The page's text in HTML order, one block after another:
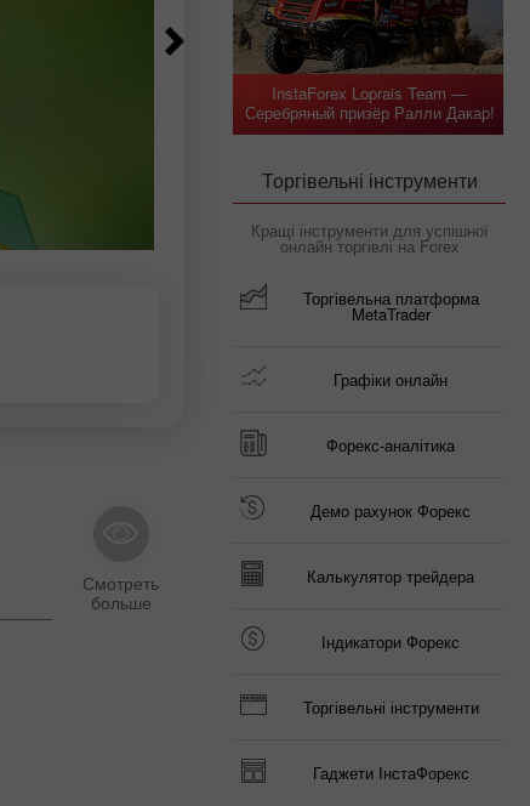
InstaForex Loprais Team —
Серебряный призёр Ралли Дакар!
Торгівельні інструменти
Кращі інструменти для успішної
онлайн торгівлі на Forex
Торгівельна платформа
MetaTrader
Графіки онлайн
Форекс-аналітика
Демо рахунок Форекс
Калькулятор трейдера
Індикатори Форекс
Торгівельні інструменти
Гаджети ІнстаФорекс